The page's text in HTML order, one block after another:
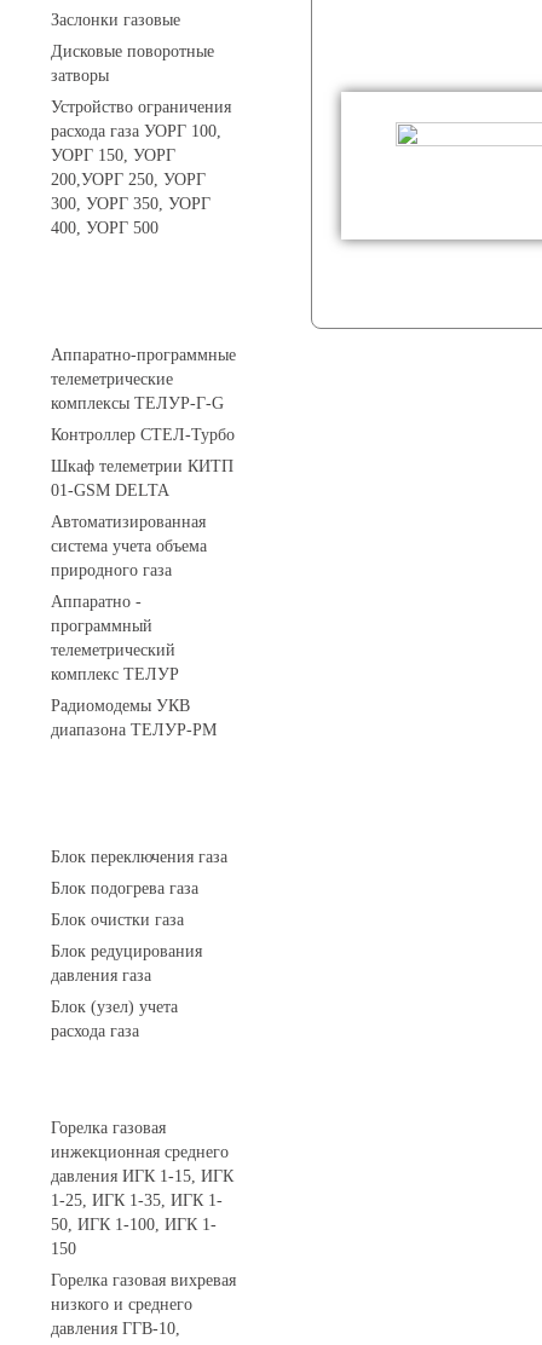
Заслонки газовые
Дисковые поворотные
затворы
Устройство ограничения
расхода газа УОРГ 100,
УОРГ 150, УОРГ
200,УОРГ 250, УОРГ
300, УОРГ 350, УОРГ
400, УОРГ 500
Аппаратно-программные
телеметрические
комплексы ТЕЛУР-Г-G
Контроллер СТЕЛ-Турбо
Шкаф телеметрии КИТП
01-GSM DELTA
Автоматизированная
система учета объема
природного газа
Аппаратно -
программный
телеметрический
комплекс ТЕЛУР
Радиомодемы УКВ
диапазона ТЕЛУР-РМ
Блок переключения газа
Блок подогрева газа
Блок очистки газа
Блок редуцирования
давления газа
Блок (узел) учета
расхода газа
Горелка газовая
инжекционная среднего
давления ИГК 1-15, ИГК
1-25, ИГК 1-35, ИГК 1-
50, ИГК 1-100, ИГК 1-
150
Горелка газовая вихревая
низкого и среднего
давления ГГВ-10,